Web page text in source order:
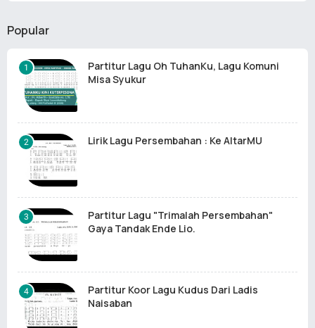
Popular
Partitur Lagu Oh TuhanKu, Lagu Komuni
Misa Syukur
Lirik Lagu Persembahan : Ke AltarMU
Partitur Lagu "Trimalah Persembahan"
Gaya Tandak Ende Lio.
Partitur Koor Lagu Kudus Dari Ladis
Naisaban